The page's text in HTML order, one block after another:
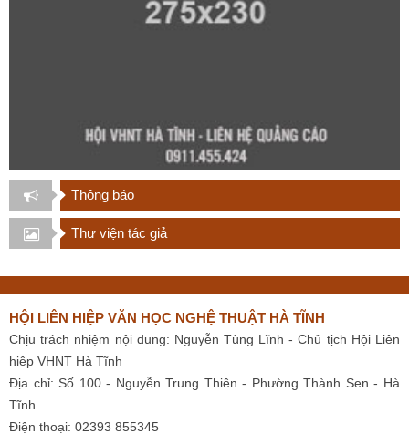
Thông báo
Thư viện tác giả
HỘI LIÊN HIỆP VĂN HỌC NGHỆ THUẬT HÀ TĨNH
Chịu trách nhiệm nội dung: Nguyễn Tùng Lĩnh - Chủ tịch Hội Liên
hiệp VHNT Hà Tĩnh
Địa chỉ: Số 100 - Nguyễn Trung Thiên - Phường Thành Sen - Hà
Tĩnh
Điện thoại: 02393 855345